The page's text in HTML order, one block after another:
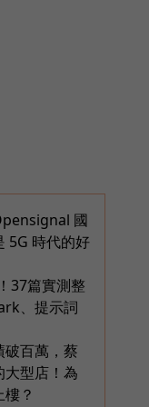
國
5G 時代的好
37篇實測整
、提示詞
百萬，蔡
型店！為
？